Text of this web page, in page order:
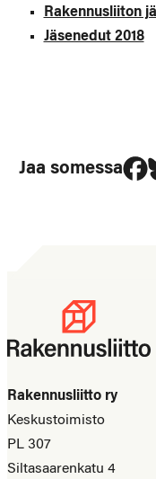
Rakennusliiton
Jäsenedut 2018
Jaa somessa
Rakennusliitto ry
Keskustoimisto
PL 307
Siltasaarenkatu 4